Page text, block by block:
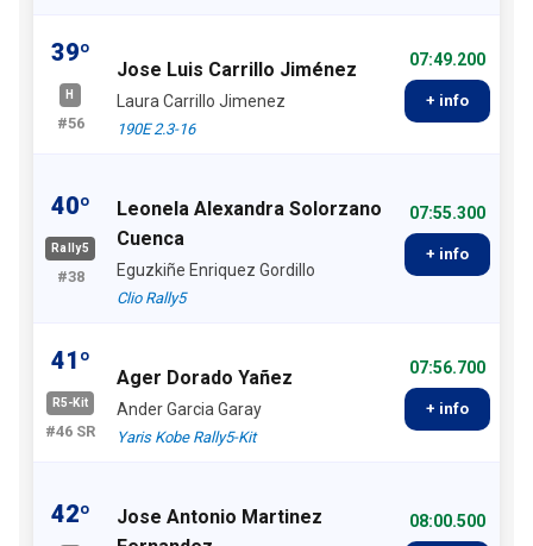
39º
H
#56
Jose Luis Carrillo Jiménez
Laura Carrillo Jimenez
190E 2.3-16
07:49.200
+ info
40º
Rally5
#38
Leonela Alexandra Solorzano
Cuenca
Eguzkiñe Enriquez Gordillo
Clio Rally5
07:55.300
+ info
41º
R5-Kit
#46 SR
Ager Dorado Yañez
Ander Garcia Garay
Yaris Kobe Rally5-Kit
07:56.700
+ info
42º
Jose Antonio Martinez
08:00.500